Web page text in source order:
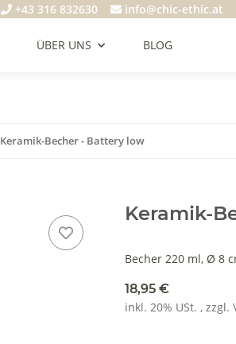
+43 316 832630 info@chic-ethic.at
ÜBER UNS BLOG
Keramik-Becher - Battery low
Keramik-
Becher 220 ml, Ø 8
18,95 €
inkl. 20% USt. , zzgl.